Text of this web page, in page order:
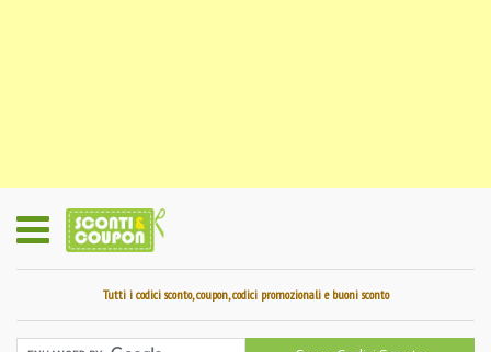
Tutti i codici sconto, coupon, codici promozionali e buoni sconto